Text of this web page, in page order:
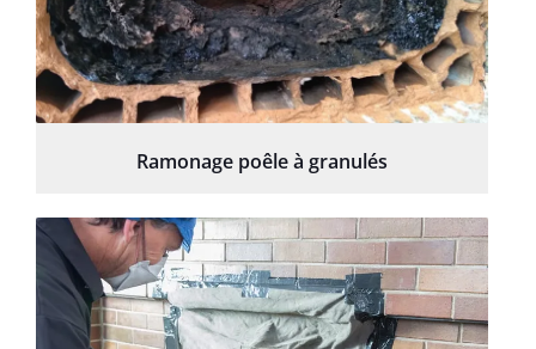
Ramonage poêle à granulés